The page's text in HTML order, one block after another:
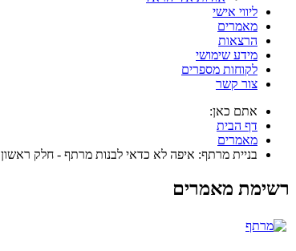
ליווי אישי
מאמרים
הרצאות
מידע שימושי
לקוחות מספרים
צור קשר
אתם כאן:
דף הבית
מאמרים
בניית מרתף: איפה לא כדאי לבנות מרתף - חלק ראשון
רשימת מאמרים